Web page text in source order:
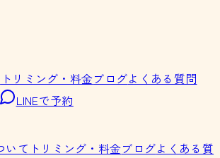
トリミング・料金ブログよくある質問
LINEで予約
いて トリミング・料金ブログよくある質